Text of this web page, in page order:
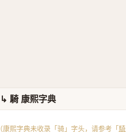
↳ 騎 康熙字典
（康熙字典未收录「骑」字头，请参考「騎